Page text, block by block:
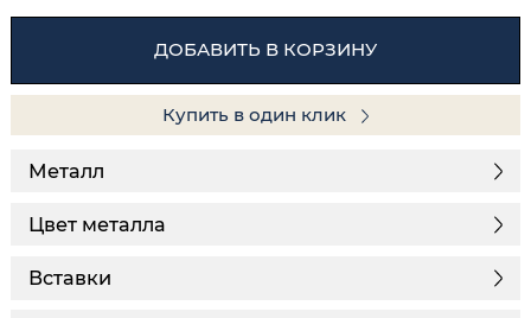
ДОБАВИТЬ В КОРЗИНУ
Купить в один клик
Металл
Цвет металла
Вставки